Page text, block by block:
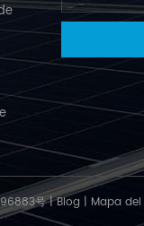
号|Blog | Mapa